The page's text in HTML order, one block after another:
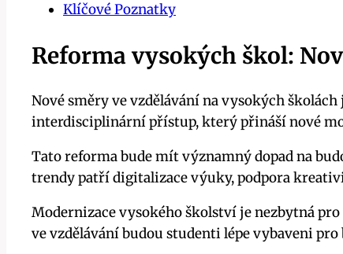
Klíčové Poznatky
Reforma vysokých škol:
Nové směry ve vzdělávání na vysokých
interdisciplinární přístup, který přináší nové
Tato reforma bude mít významný dopad na
trendy patří digitalizace výuky, podpora
Modernizace vysokého školství je nezbytná
ve vzdělávání budou studenti lépe vybaveni